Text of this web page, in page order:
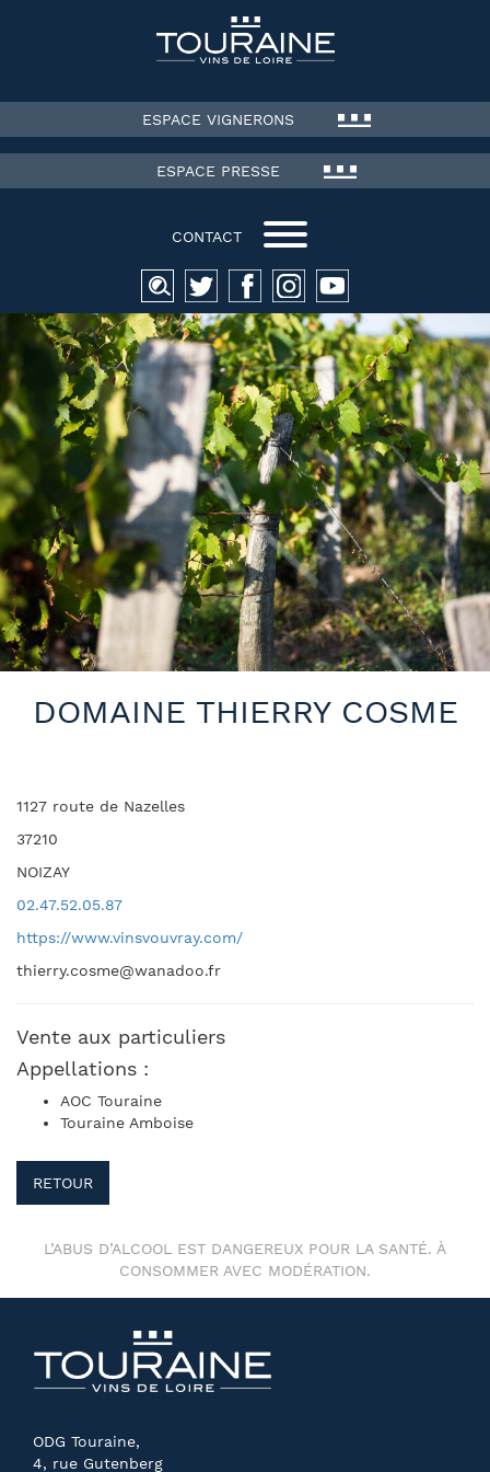
ESPACE VIGNERONS
ESPACE PRESSE
CONTACT
Recherche
pour :
DOMAINE THIERRY COSME
1127 route de Nazelles
37210
NOIZAY
02.47.52.05.87
https://www.vinsvouvray.com/
thierry.cosme@wanadoo.fr
Vente aux particuliers
Appellations :
AOC Touraine
Touraine Amboise
RETOUR
L’ABUS D’ALCOOL EST DANGEREUX POUR LA SANTÉ. À
CONSOMMER AVEC MODÉRATION.
ODG Touraine,
4, rue Gutenberg